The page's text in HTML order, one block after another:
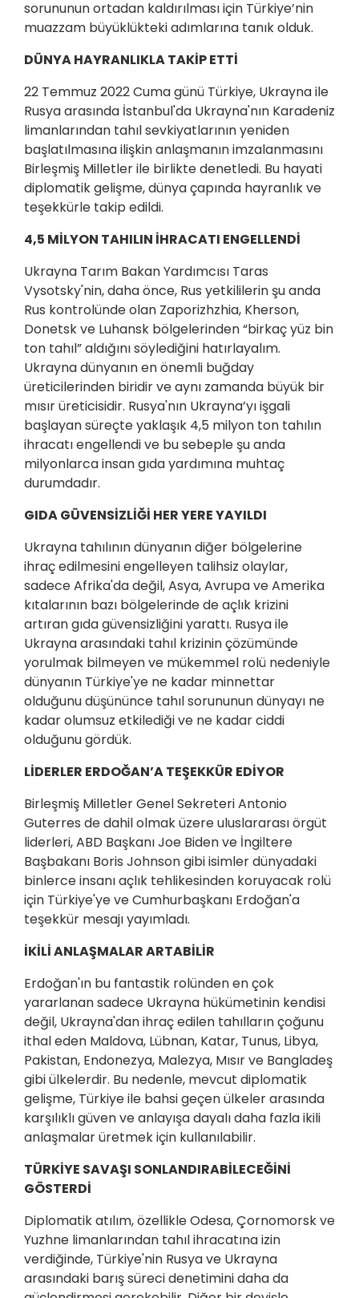
sorununun ortadan kaldırılması için Türkiye’nin
muazzam büyüklükteki adımlarına tanık olduk.
DÜNYA HAYRANLIKLA TAKİP ETTİ
22 Temmuz 2022 Cuma günü Türkiye, Ukrayna ile
Rusya arasında İstanbul'da Ukrayna'nın Karadeniz
limanlarından tahıl sevkiyatlarının yeniden
başlatılmasına ilişkin anlaşmanın imzalanmasını
Birleşmiş Milletler ile birlikte denetledi. Bu hayati
diplomatik gelişme, dünya çapında hayranlık ve
teşekkürle takip edildi.
4,5 MİLYON TAHILIN İHRACATI ENGELLENDİ
Ukrayna Tarım Bakan Yardımcısı Taras
Vysotsky'nin, daha önce, Rus yetkililerin şu anda
Rus kontrolünde olan Zaporizhzhia, Kherson,
Donetsk ve Luhansk bölgelerinden “birkaç yüz bin
ton tahıl” aldığını söylediğini hatırlayalım.
Ukrayna dünyanın en önemli buğday
üreticilerinden biridir ve aynı zamanda büyük bir
mısır üreticisidir. Rusya'nın Ukrayna’yı işgali
başlayan süreçte yaklaşık 4,5 milyon ton tahılın
ihracatı engellendi ve bu sebeple şu anda
milyonlarca insan gıda yardımına muhtaç
durumdadır.
GIDA GÜVENSİZLİĞİ HER YERE YAYILDI
Ukrayna tahılının dünyanın diğer bölgelerine
ihraç edilmesini engelleyen talihsiz olaylar,
sadece Afrika'da değil, Asya, Avrupa ve Amerika
kıtalarının bazı bölgelerinde de açlık krizini
artıran gıda güvensizliğini yarattı. Rusya ile
Ukrayna arasındaki tahıl krizinin çözümünde
yorulmak bilmeyen ve mükemmel rolü nedeniyle
dünyanın Türkiye'ye ne kadar minnettar
olduğunu düşününce tahıl sorununun dünyayı ne
kadar olumsuz etkilediği ve ne kadar ciddi
olduğunu gördük.
LİDERLER ERDOĞAN’A TEŞEKKÜR EDİYOR
Birleşmiş Milletler Genel Sekreteri Antonio
Guterres de dahil olmak üzere uluslararası örgüt
liderleri, ABD Başkanı Joe Biden ve İngiltere
Başbakanı Boris Johnson gibi isimler dünyadaki
binlerce insanı açlık tehlikesinden koruyacak rolü
için Türkiye'ye ve Cumhurbaşkanı Erdoğan'a
teşekkür mesajı yayımladı.
İKİLİ ANLAŞMALAR ARTABİLİR
Erdoğan'ın bu fantastik rolünden en çok
yararlanan sadece Ukrayna hükümetinin kendisi
değil, Ukrayna'dan ihraç edilen tahılların çoğunu
ithal eden Maldova, Lübnan, Katar, Tunus, Libya,
Pakistan, Endonezya, Malezya, Mısır ve Bangladeş
gibi ülkelerdir. Bu nedenle, mevcut diplomatik
gelişme, Türkiye ile bahsi geçen ülkeler arasında
karşılıklı güven ve anlayışa dayalı daha fazla ikili
anlaşmalar üretmek için kullanılabilir.
TÜRKİYE SAVAŞI SONLANDIRABİLECEĞİNİ
GÖSTERDİ
Diplomatik atılım, özellikle Odesa, Çornomorsk ve
Yuzhne limanlarından tahıl ihracatına izin
verdiğinde, Türkiye'nin Rusya ve Ukrayna
arasındaki barış süreci denetimini daha da